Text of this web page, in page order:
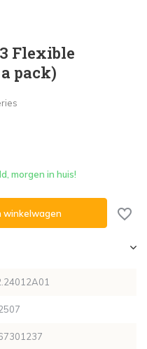
Flexible
pack)
morgen in huis!
winkelwagen